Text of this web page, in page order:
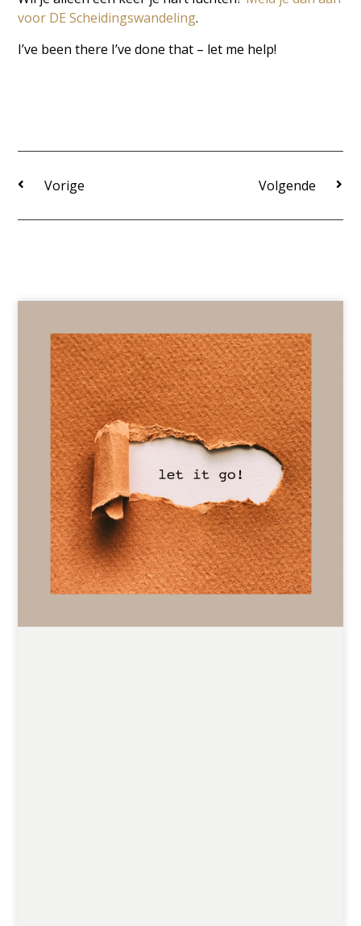
voor DE Scheidingswandeling.
I’ve been there I’ve done that – let me help!
Vorige Volgende